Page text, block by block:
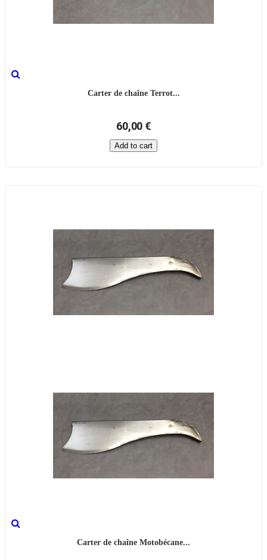
Carter de chaîne Terrot...
60,00 €
Add to cart
Carter de chaîne Motobécane...